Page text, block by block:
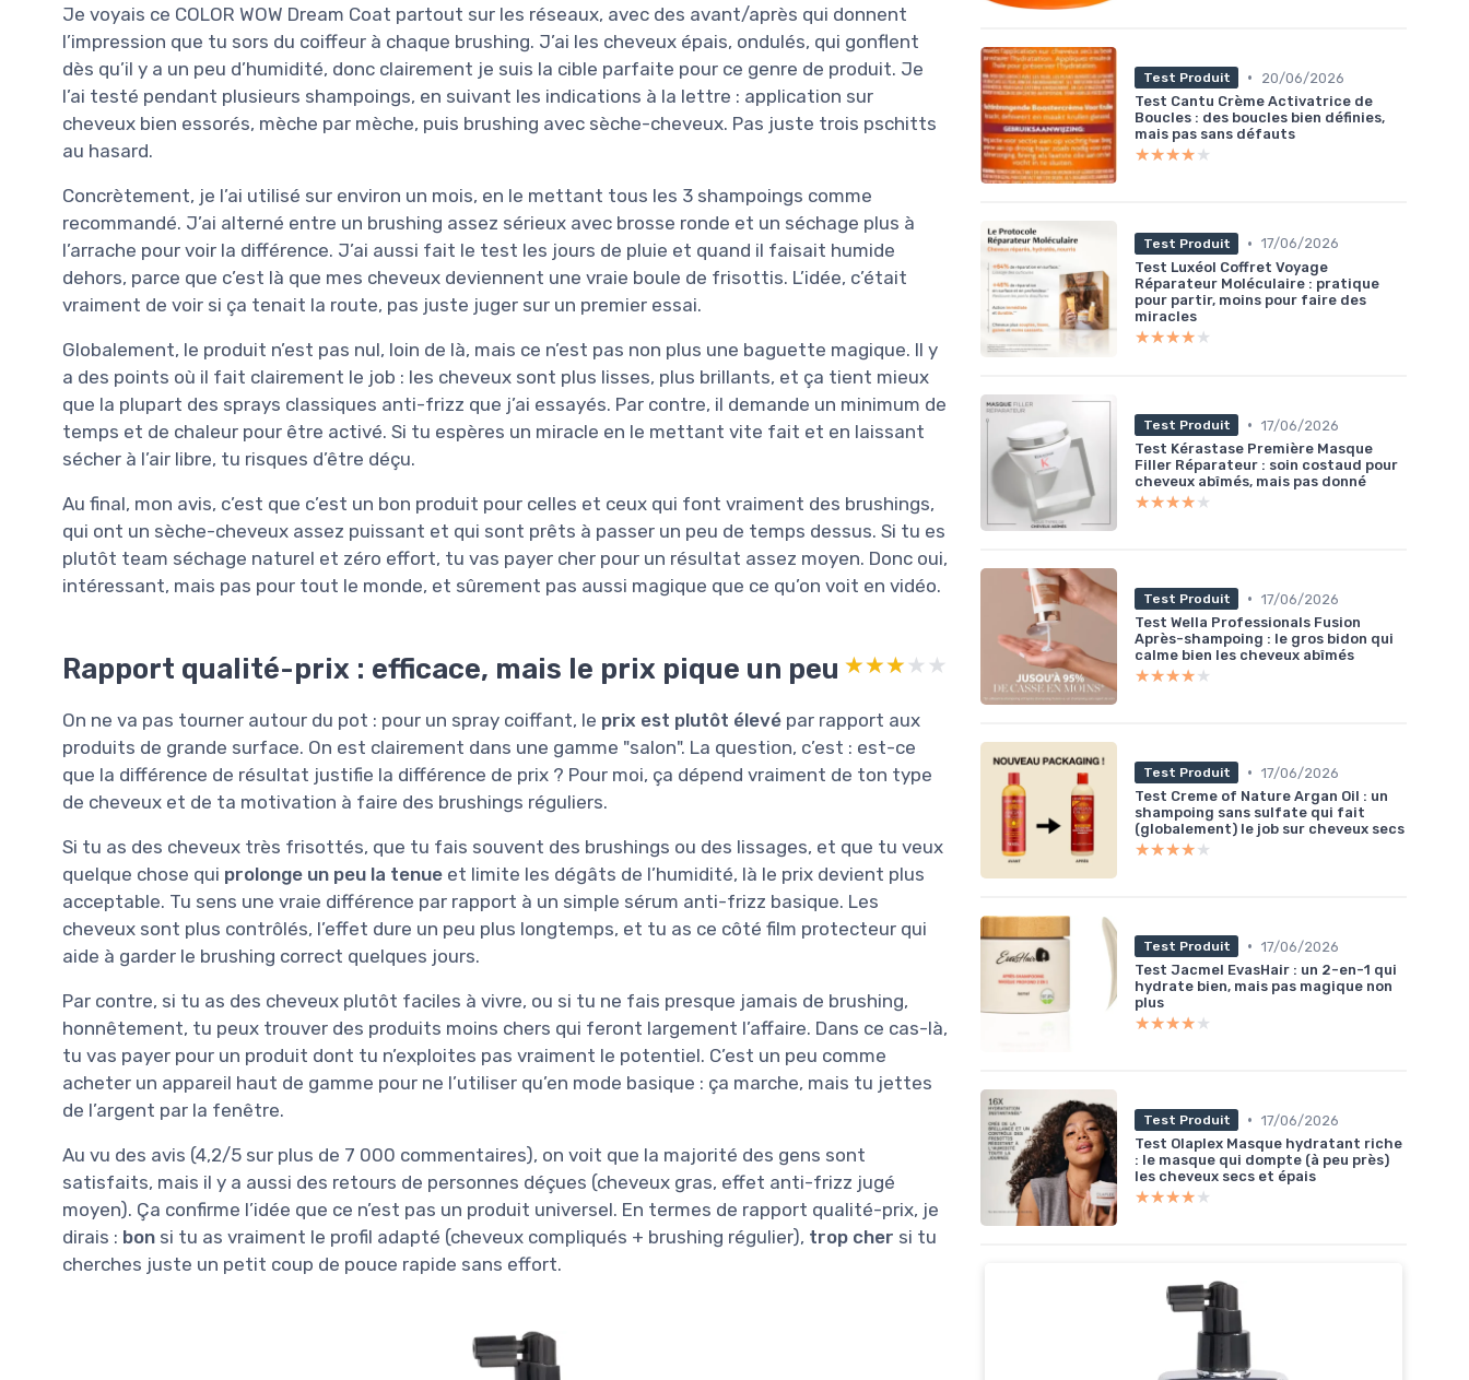
Je voyais ce COLOR WOW Dream Coat partout sur les réseaux, avec des avant/après qui donnent
l’impression que tu sors du coiffeur à chaque brushing. J’ai les cheveux épais, ondulés, qui gonflent
dès qu’il y a un peu d’humidité, donc clairement je suis la cible parfaite pour ce genre de produit. Je
l’ai testé pendant plusieurs shampoings, en suivant les indications à la lettre : application sur
cheveux bien essorés, mèche par mèche, puis brushing avec sèche-cheveux. Pas juste trois pschitts
au hasard.
Concrètement, je l’ai utilisé sur environ un mois, en le mettant tous les 3 shampoings comme
recommandé. J’ai alterné entre un brushing assez sérieux avec brosse ronde et un séchage plus à
l’arrache pour voir la différence. J’ai aussi fait le test les jours de pluie et quand il faisait humide
dehors, parce que c’est là que mes cheveux deviennent une vraie boule de frisottis. L’idée, c’était
vraiment de voir si ça tenait la route, pas juste juger sur un premier essai.
Globalement, le produit n’est pas nul, loin de là, mais ce n’est pas non plus une baguette magique. Il y
a des points où il fait clairement le job : les cheveux sont plus lisses, plus brillants, et ça tient mieux
que la plupart des sprays classiques anti-frizz que j’ai essayés. Par contre, il demande un minimum de
temps et de chaleur pour être activé. Si tu espères un miracle en le mettant vite fait et en laissant
sécher à l’air libre, tu risques d’être déçu.
Au final, mon avis, c’est que c’est un bon produit pour celles et ceux qui font vraiment des brushings,
qui ont un sèche-cheveux assez puissant et qui sont prêts à passer un peu de temps dessus. Si tu es
plutôt team séchage naturel et zéro effort, tu vas payer cher pour un résultat assez moyen. Donc oui,
intéressant, mais pas pour tout le monde, et sûrement pas aussi magique que ce qu’on voit en vidéo.
Rapport qualité-prix : efficace, mais le prix pique un peu ★★★★★
★★★★★
On ne va pas tourner autour du pot : pour un spray coiffant, le prix est plutôt élevé par rapport aux
produits de grande surface. On est clairement dans une gamme "salon". La question, c’est : est-ce
que la différence de résultat justifie la différence de prix ? Pour moi, ça dépend vraiment de ton type
de cheveux et de ta motivation à faire des brushings réguliers.
Si tu as des cheveux très frisottés, que tu fais souvent des brushings ou des lissages, et que tu veux
quelque chose qui prolonge un peu la tenue et limite les dégâts de l’humidité, là le prix devient plus
acceptable. Tu sens une vraie différence par rapport à un simple sérum anti-frizz basique. Les
cheveux sont plus contrôlés, l’effet dure un peu plus longtemps, et tu as ce côté film protecteur qui
aide à garder le brushing correct quelques jours.
Par contre, si tu as des cheveux plutôt faciles à vivre, ou si tu ne fais presque jamais de brushing,
honnêtement, tu peux trouver des produits moins chers qui feront largement l’affaire. Dans ce cas-là,
tu vas payer pour un produit dont tu n’exploites pas vraiment le potentiel. C’est un peu comme
acheter un appareil haut de gamme pour ne l’utiliser qu’en mode basique : ça marche, mais tu jettes
de l’argent par la fenêtre.
Au vu des avis (4,2/5 sur plus de 7 000 commentaires), on voit que la majorité des gens sont
satisfaits, mais il y a aussi des retours de personnes déçues (cheveux gras, effet anti-frizz jugé
moyen). Ça confirme l’idée que ce n’est pas un produit universel. En termes de rapport qualité-prix, je
dirais : bon si tu as vraiment le profil adapté (cheveux compliqués + brushing régulier), trop cher si tu
cherches juste un petit coup de pouce rapide sans effort.
Test Produit •
20/06/2026
Test Cantu Crème Activatrice de
Boucles : des boucles bien définies,
mais pas sans défauts
★★★★★
★★★★★
Test Produit • 17/06/2026
Test Luxéol Coffret Voyage
Réparateur Moléculaire : pratique
pour partir, moins pour faire des
miracles
★★★★★
★★★★★
Test Produit • 17/06/2026
Test Kérastase Première Masque
Filler Réparateur : soin costaud pour
cheveux abîmés, mais pas donné
★★★★★
★★★★★
Test Produit • 17/06/2026
Test Wella Professionals Fusion
Après-shampoing : le gros bidon qui
calme bien les cheveux abîmés
★★★★★
★★★★★
Test Produit • 17/06/2026
Test Creme of Nature Argan Oil : un
shampoing sans sulfate qui fait
(globalement) le job sur cheveux secs
★★★★★
★★★★★
Test Produit • 17/06/2026
Test Jacmel EvasHair : un 2-en-1 qui
hydrate bien, mais pas magique non
plus
★★★★★
★★★★★
Test Produit • 17/06/2026
Test Olaplex Masque hydratant riche
: le masque qui dompte (à peu près)
les cheveux secs et épais
★★★★★
★★★★★